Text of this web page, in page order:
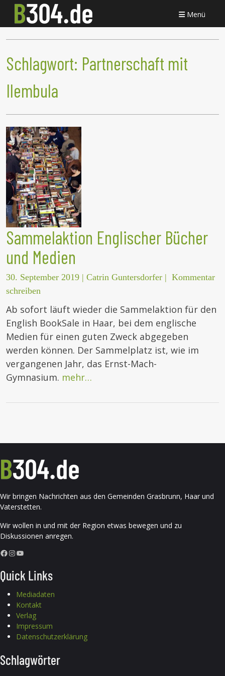
Menü
Schlagwort: Partnerschaft mit
Ilembula
Sammelaktion Englischer Bücher
und Medien
30. September 2019 | Catrin Guntersdorfer | Kommentar
schreiben
Ab sofort läuft wieder die Sammelaktion für den
English BookSale in Haar, bei dem englische
Medien für einen guten Zweck abgegeben
werden können. Der Sammelplatz ist, wie im
vergangenen Jahr, das Ernst-Mach-
Gymnasium. mehr…
Wir bringen Nachrichten aus den Gemeinden Grasbrunn, Haar und
Vaterstetten.
Wir wollen in und mit der Region etwas bewegen und zu
Diskussionen anregen.
Facebook InstagramYouTube
Quick Links
Mediadaten
Kontakt
Verlag
Impressum
Datenschutzerklärung
Schlagwörter